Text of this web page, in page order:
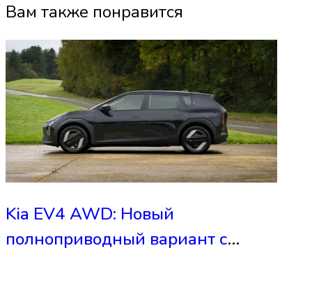
Вам также понравится
Kia EV4 AWD: Новый
полноприводный вариант с